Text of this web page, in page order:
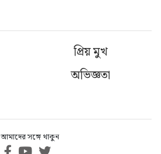
প্রিয় মুখ
অভিজ্ঞতা
আমাদের সঙ্গে থাকুন